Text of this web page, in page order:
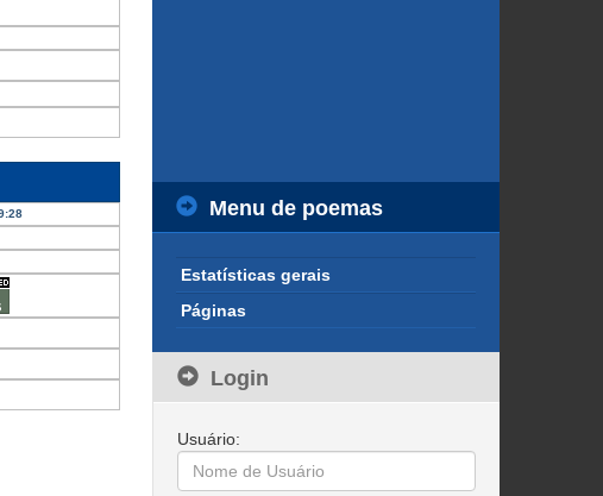
Menu de poemas
Estatísticas gerais
Páginas
Login
Usuário: